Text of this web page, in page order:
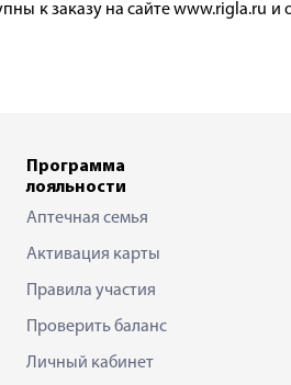
к заказу на сайте www.rigla.ru
Программа
лояльности
Аптечная семья
Активация карты
Правила участия
Проверить баланс
Личный кабинет